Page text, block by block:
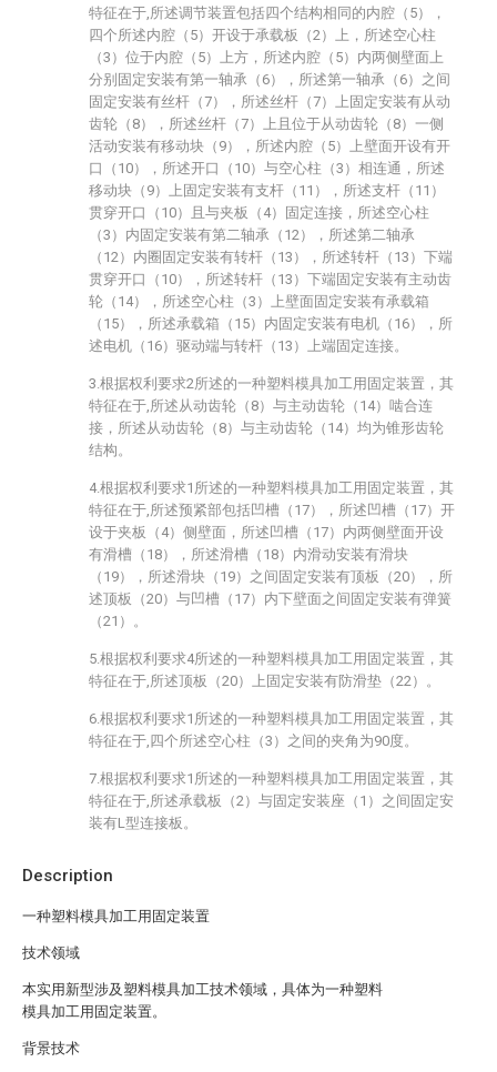
Description
一种塑料模具加工用固定装置
技术领域
本实用新型涉及塑料模具加工技术领域，具体为一种塑料
模具加工用固定装置。
背景技术
特征在于,所述调节装置包括四个结构相同的内腔（5），
四个所述内腔（5）开设于承载板（2）上，所述空心柱
（3）位于内腔（5）上方，所述内腔（5）内两侧壁面上
分别固定安装有第一轴承（6），所述第一轴承（6）之间
固定安装有丝杆（7），所述丝杆（7）上固定安装有从动
齿轮（8），所述丝杆（7）上且位于从动齿轮（8）一侧
活动安装有移动块（9），所述内腔（5）上壁面开设有开
口（10），所述开口（10）与空心柱（3）相连通，所述
移动块（9）上固定安装有支杆（11），所述支杆（11）
贯穿开口（10）且与夹板（4）固定连接，所述空心柱
（3）内固定安装有第二轴承（12），所述第二轴承
（12）内圈固定安装有转杆（13），所述转杆（13）下端
贯穿开口（10），所述转杆（13）下端固定安装有主动齿
轮（14），所述空心柱（3）上壁面固定安装有承载箱
（15），所述承载箱（15）内固定安装有电机（16），所
述电机（16）驱动端与转杆（13）上端固定连接。
3.根据权利要求2所述的一种塑料模具加工用固定装置，其
特征在于,所述从动齿轮（8）与主动齿轮（14）啮合连
接，所述从动齿轮（8）与主动齿轮（14）均为锥形齿轮
结构。
4.根据权利要求1所述的一种塑料模具加工用固定装置，其
特征在于,所述预紧部包括凹槽（17），所述凹槽（17）开
设于夹板（4）侧壁面，所述凹槽（17）内两侧壁面开设
有滑槽（18），所述滑槽（18）内滑动安装有滑块
（19），所述滑块（19）之间固定安装有顶板（20），所
述顶板（20）与凹槽（17）内下壁面之间固定安装有弹簧
（21）。
5.根据权利要求4所述的一种塑料模具加工用固定装置，其
特征在于,所述顶板（20）上固定安装有防滑垫（22）。
6.根据权利要求1所述的一种塑料模具加工用固定装置，其
特征在于,四个所述空心柱（3）之间的夹角为90度。
7.根据权利要求1所述的一种塑料模具加工用固定装置，其
特征在于,所述承载板（2）与固定安装座（1）之间固定安
装有L型连接板。